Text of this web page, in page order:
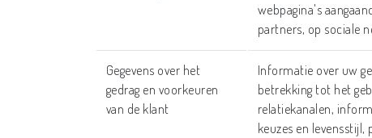
webpagina's
partners, op sociale
Gegevens over het
gedrag en voorkeuren
van de klant
Informatie over uw
betrekking tot het
relatiekanalen,
keuzes en